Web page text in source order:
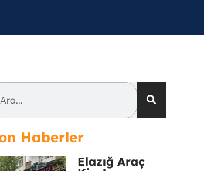
Haberler
Elazığ Araç